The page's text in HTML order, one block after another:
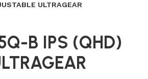
ULTRAGEAR
B IPS (QHD)